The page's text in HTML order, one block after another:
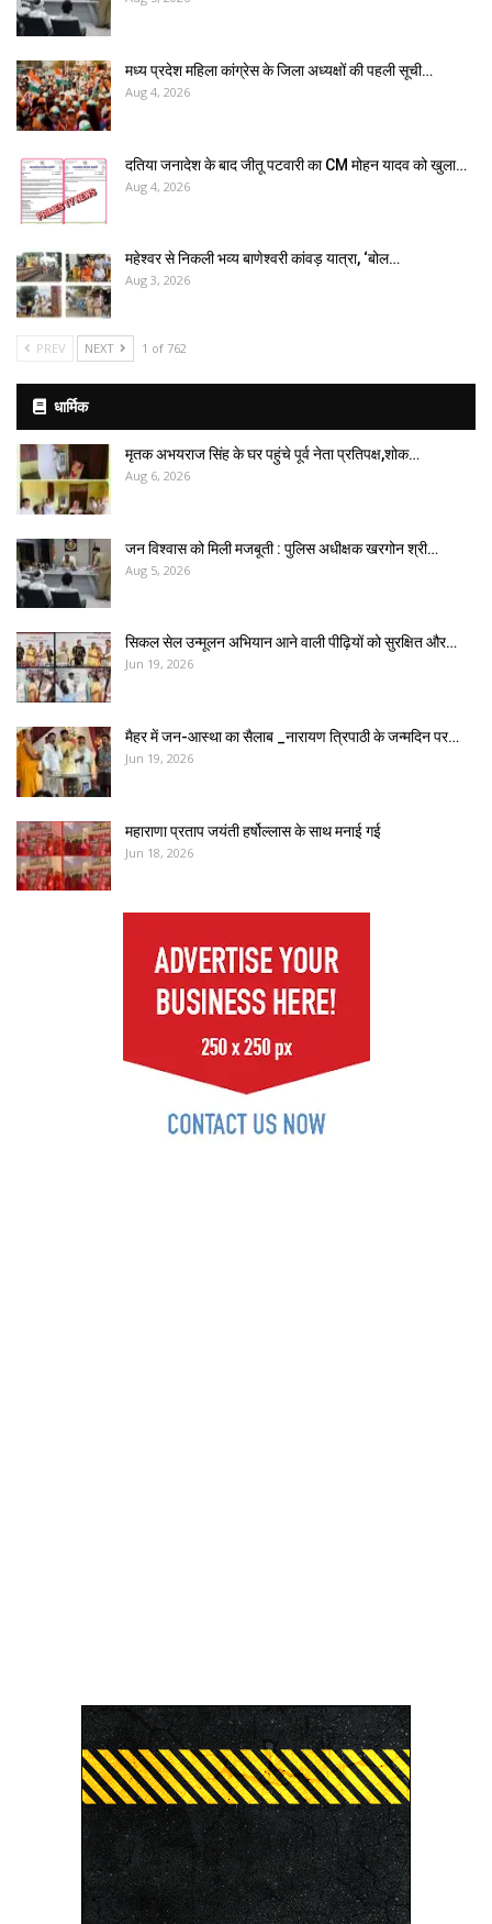
मध्य प्रदेश महिला कांग्रेस के जिला अध्यक्षों की पहली सूची…
Aug 4, 2026
दतिया जनादेश के बाद जीतू पटवारी का CM मोहन यादव को खुला…
Aug 4, 2026
महेश्वर से निकली भव्य बाणेश्वरी कांवड़ यात्रा, ‘बोल…
Aug 3, 2026
PREV NEXT 1 of 762
धार्मिक
मृतक अभयराज सिंह के घर पहुंचे पूर्व नेता प्रतिपक्ष,शोक…
Aug 6, 2026
जन विश्वास को मिली मजबूती : पुलिस अधीक्षक खरगोन श्री…
Aug 5, 2026
सिकल सेल उन्मूलन अभियान आने वाली पीढ़ियों को सुरक्षित और…
Jun 19, 2026
मैहर में जन-आस्था का सैलाब _नारायण त्रिपाठी के जन्मदिन पर…
Jun 19, 2026
महाराणा प्रताप जयंती हर्षोल्लास के साथ मनाई गई
Jun 18, 2026